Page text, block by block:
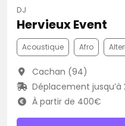
DJ
Hervieux Event
Acoustique Afro
Cachan (94)
Déplacement jusqu’à
À partir de 400€